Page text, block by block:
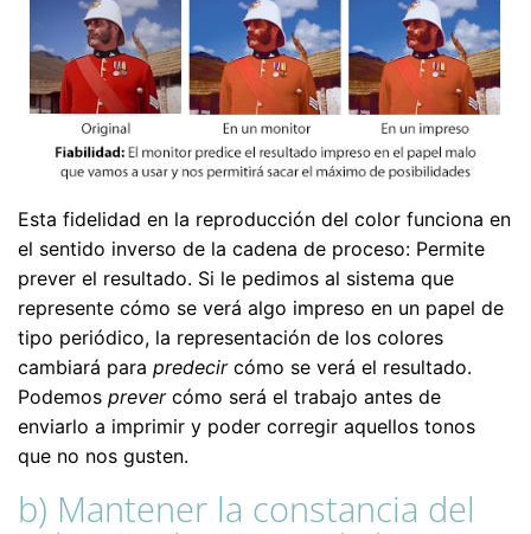
Esta fidelidad en la reproducción del color funciona en
el sentido inverso de la cadena de proceso: Permite
prever el resultado. Si le pedimos al sistema que
represente cómo se verá algo impreso en un papel de
tipo periódico, la representación de los colores
cambiará para predecircómo se verá el resultado.
Podemos prevercómo será el trabajo antes de
enviarlo a imprimir y poder corregir aquellos tonos
que no nos gusten.
b) Mantener la constancia del